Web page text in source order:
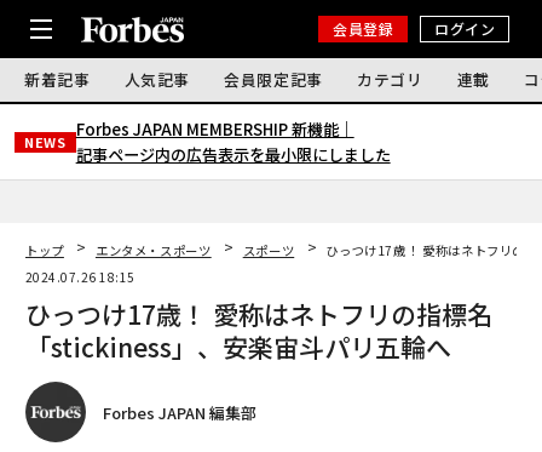
会員登録 ログイン
新着記事 人気記事 会員限定記事 カテゴリ 連載
NEWS
Forbes JAPAN MEMBERSHIP 新機能｜
記事ページ内の広告表示を最小限にしました
トップ エンタメ・スポーツ スポーツ
ひっつけ17歳！ 愛称はネトフリの
2024.07.26 18:15
ひっつけ17歳！ 愛称はネトフリの指標名
「stickiness」、安楽宙斗パリ五輪へ
Forbes JAPAN 編集部